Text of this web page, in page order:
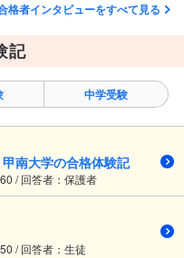
格者インタビューをすべて見る
記
中学受験
南大学の合格体験記
/ 回答者：保護者
/ 回答者：生徒